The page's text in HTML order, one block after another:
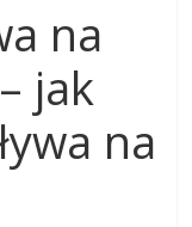
na
jak
na